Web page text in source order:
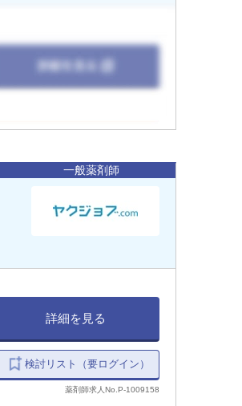
一般薬剤師
詳細を見る
検討リスト（要ログイン）
薬剤師求人No.P-1009158